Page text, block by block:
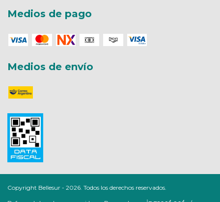
Medios de pago
Medios de envío
Copyright Bellesur - 2026. Todos los derechos reservados.